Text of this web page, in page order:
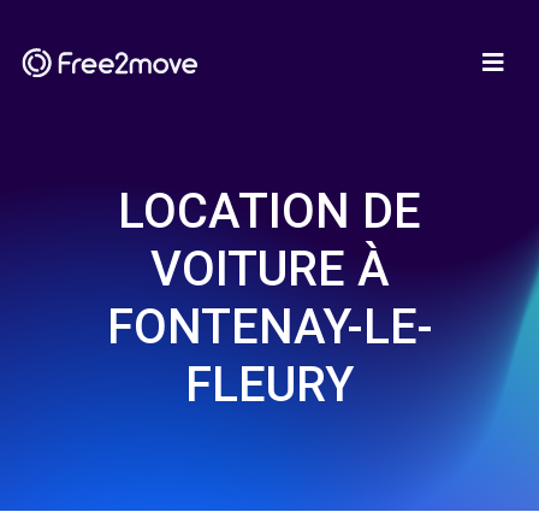
LOCATION DE
VOITURE À
FONTENAY-LE-
FLEURY